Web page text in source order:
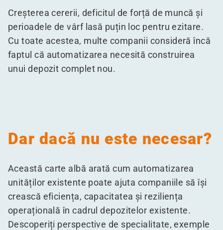
Creșterea cererii, deficitul de forță de muncă și
perioadele de vârf lasă puțin loc pentru ezitare.
Cu toate acestea, multe companii consideră încă
faptul că automatizarea necesită construirea
unui depozit complet nou.
Dar dacă nu este necesar?
Această carte albă arată cum automatizarea
unităților existente poate ajuta companiile să își
crească eficiența, capacitatea și reziliența
operațională în cadrul depozitelor existente.
Descoperiți perspective de specialitate, exemple